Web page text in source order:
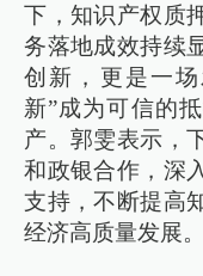
下，知识产权质
务落地成效持续
创新，更是一
新”成为可信的
产。郭雯表示，
和政银合作，深
支持，不断提高
经济高质量发展